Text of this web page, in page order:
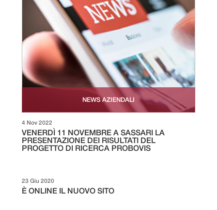
NEWS AZIENDALI
VENERDÌ 11 NOVEMBRE A SASSARI LA
PRESENTAZIONE DEI RISULTATI DEL
PROGETTO DI RICERCA PROBOVIS
4 Nov 2022
È ONLINE IL NUOVO SITO
23 Giu 2020